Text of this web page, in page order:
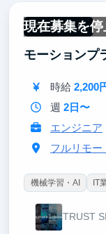
現在募集を
フルリモート
モーションプ
時給 2,200
週 2日〜
エンジニア
フルリモー
機械学習・AI IT
TRUST